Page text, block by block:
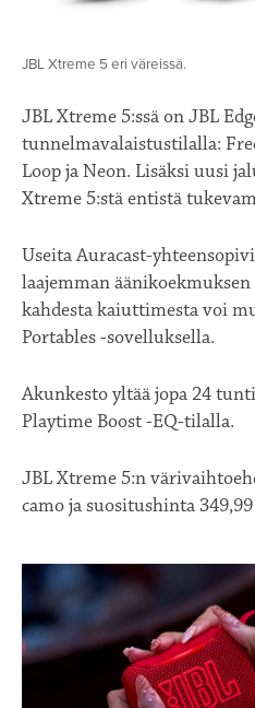
JBL Xtreme 5 eri väreissä.
JBL Xtreme 5:ssä on JBL
tunnelmavalaistustilalla:
Loop ja Neon. Lisäksi uusi
Xtreme 5:stä entistä
Useita Auracast-
laajemman
kahdesta kaiuttimesta voi
Portables -sovelluksella.
Akunkesto yltää jopa 24
Playtime Boost -EQ-tilalla.
JBL Xtreme 5:n
camo ja suositushinta